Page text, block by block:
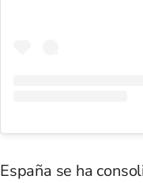
España se ha